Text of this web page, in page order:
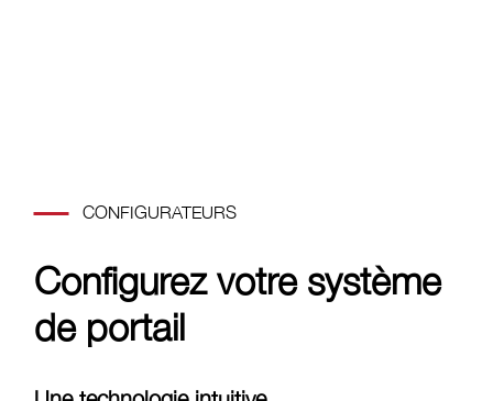
CONFIGURATEURS
Configurez votre système
de portail